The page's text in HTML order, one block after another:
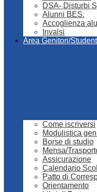
DSA- Disturbi
Alunni BES.
Accoglienza
Invalsi
Area Genitori/
Come iscriversi
Modulistica
Borse di studio
Mensa/
Assicurazione
Calendario
Patto di
Orientamento